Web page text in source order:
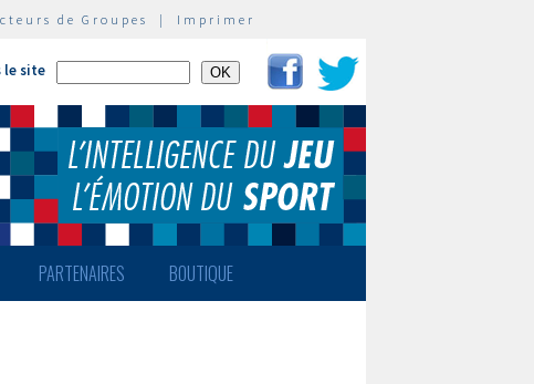
de Groupes | Imprimer
le site
PARTENAIRES BOUTIQUE